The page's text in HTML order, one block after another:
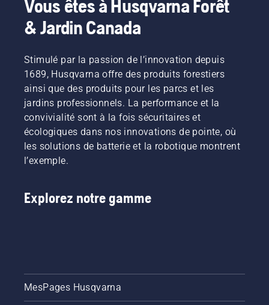
Vous êtes à Husqvarna Forêt
& Jardin Canada
Stimulé par la passion de l’innovation depuis
1689, Husqvarna offre des produits forestiers
ainsi que des produits pour les parcs et les
jardins professionnels. La performance et la
convivialité sont à la fois sécuritaires et
écologiques dans nos innovations de pointe, où
les solutions de batterie et la robotique montrent
l’exemple.
Explorez notre gamme
MesPages Husqvarna